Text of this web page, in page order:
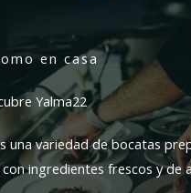
en casa
Yalma22
una variedad de bocatas
ingredientes frescos y de